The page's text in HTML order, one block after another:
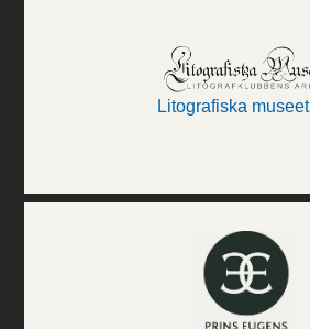
Litografiska museet